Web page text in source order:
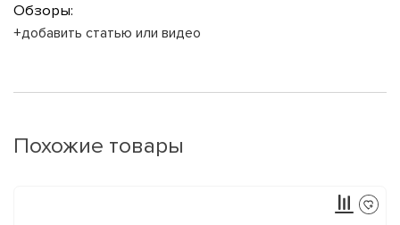
Обзоры:
+добавить статью или видео
Похожие товары